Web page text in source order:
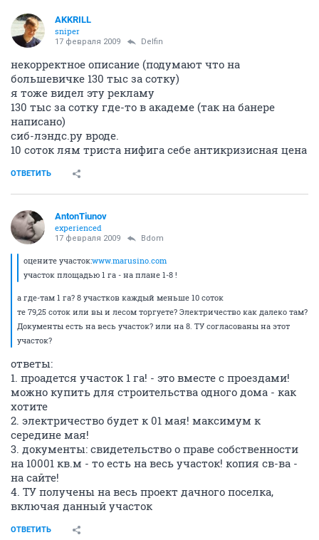
AKKRILL
sniper
17 февраля 2009 Delfin
некорректное описание (подумают что на
большевичке 130 тыс за сотку)
я тоже видел эту рекламу
130 тыс за сотку где-то в академе (так на банере
написано)
сиб-лэндс.ру вроде.
10 соток лям триста нифига себе антикризисная цена
ОТВЕТИТЬ
AntonTiunov
experienced
17 февраля 2009 Bdom
оцените участок:www.marusino.com
участок площадью 1 га - на плане 1-8 !
а где-там 1 га? 8 участков каждый меньше 10 соток
те 79,25 соток или вы и лесом торгуете? Электричество как далеко там?
Документы есть на весь участок? или на 8. ТУ согласованы на этот
участок?
ответы:
1. проадется участок 1 га! - это вместе с проездами!
можно купить для строительства одного дома - как
хотите
2. электричество будет к 01 мая! максимум к
середине мая!
3. документы: свидетельство о праве собственности
на 10001 кв.м - то есть на весь участок! копия св-ва -
на сайте!
4. ТУ получены на весь проект дачного поселка,
включая данный участок
ОТВЕТИТЬ